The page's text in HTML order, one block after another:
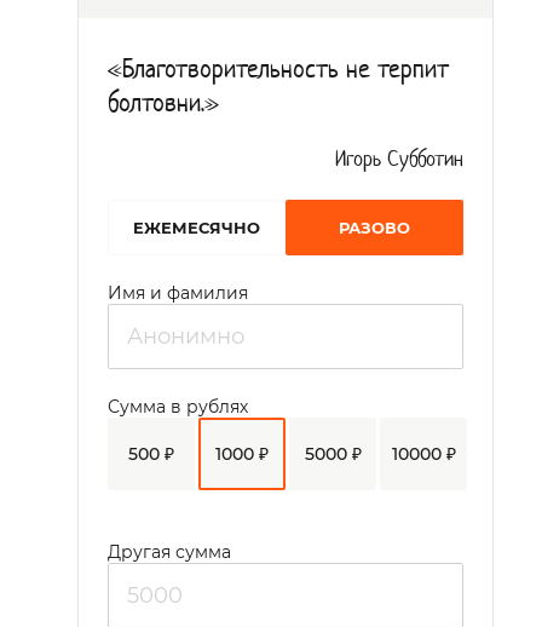
«Благотворительность не терпит
болтовни.»
Игорь Субботин
EЖЕМЕСЯЧНО РАЗОВО
Имя и фамилия
500 ₽ 1000 ₽ 5000 ₽ 10000 ₽
Сумма в рублях
Другая сумма